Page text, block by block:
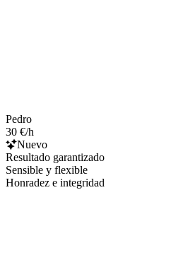
Pedro
30 €/h
Nuevo
Resultado garantizado
Sensible y flexible
Honradez e integridad